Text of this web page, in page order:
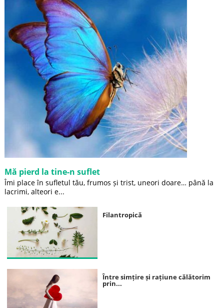
Mă pierd la tine-n suflet
Îmi place în sufletul tău, frumos și trist, uneori doare… până la
lacrimi, alteori e...
Filantropică
Între simțire și rațiune călătorim
prin...